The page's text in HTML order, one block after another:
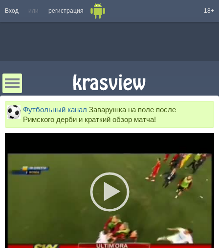
Вход или регистрация 18+
Футбольный канал Заварушка на поле после
Римского дерби и краткий обзор матча!